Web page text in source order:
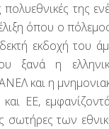
πολυεθνικές της
όπου ο
εκδοχή του
ξανά η
και η
ΕΕ,
σωτήρες των